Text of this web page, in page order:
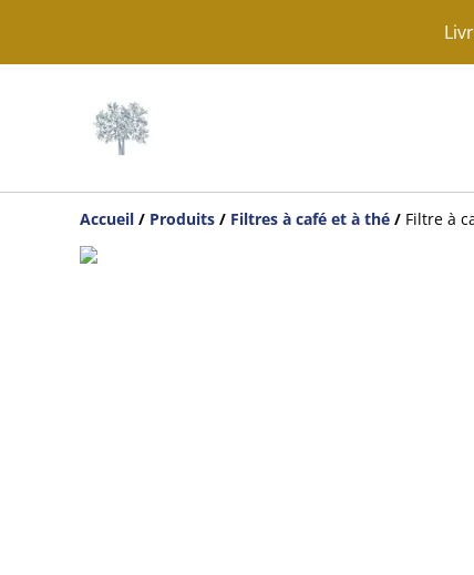
Accueil / Produits / Filtres à café et à thé / Filtre à